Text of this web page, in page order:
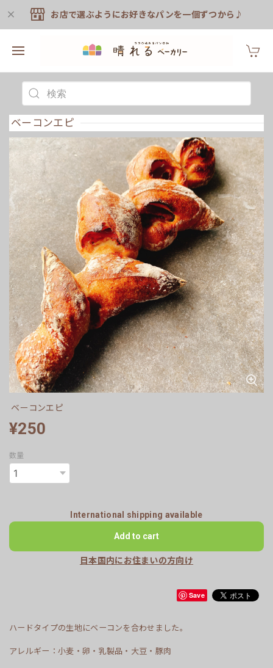
お店で選ぶようにお好きなパンを一個ずつから♪
ベーコンエピ
ベーコンエピ
¥250
数量
International shipping available
Add to cart
日本国内にお住まいの方向け
Save
ハードタイプの生地にベーコンを合わせました。
アレルギー：小麦・卵・乳製品・大豆・豚肉